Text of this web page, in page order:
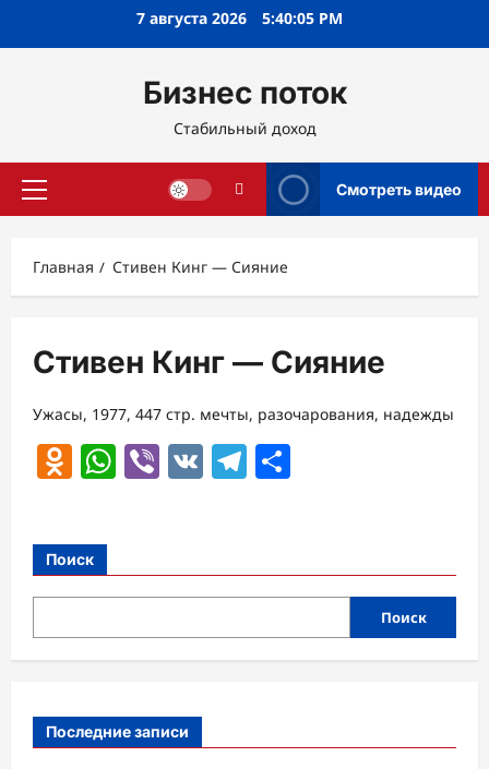
7 августа 2026 5:40:06 PM
Бизнес поток
Стабильный доход
Основное
Смотреть видео
Главная Стивен Кинг — Сияние
Стивен Кинг — Сияние
Ужасы, 1977, 447 стр. мечты, разочарования, надежды
Odnoklassniki
WhatsApp
Viber
VK Telegram
Поиск
Поиск
Последние записи